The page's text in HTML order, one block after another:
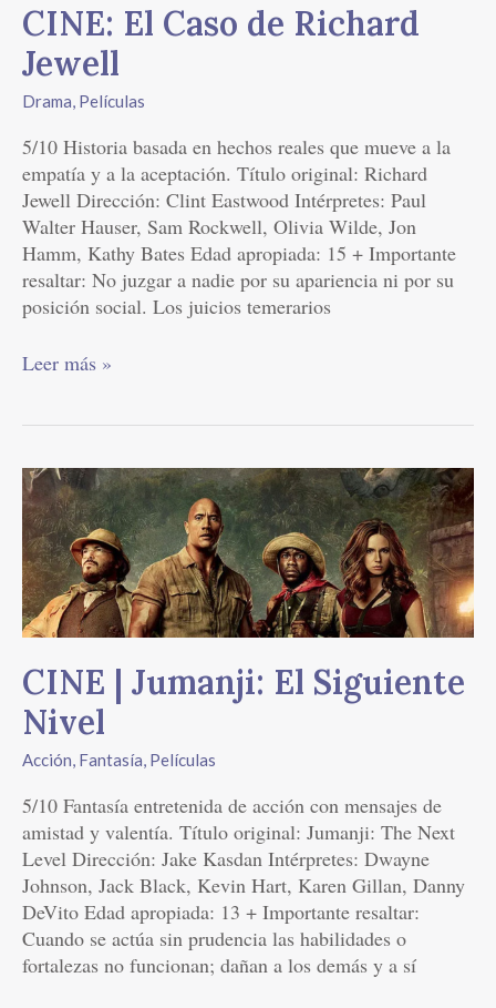
CINE: El Caso de Richard
Jewell
Drama, Películas
5/10 Historia basada en hechos reales que mueve a la
empatía y a la aceptación. Título original: Richard
Jewell Dirección: Clint Eastwood Intérpretes: Paul
Walter Hauser, Sam Rockwell, Olivia Wilde, Jon
Hamm, Kathy Bates Edad apropiada: 15 + Importante
resaltar: No juzgar a nadie por su apariencia ni por su
posición social. Los juicios temerarios
Leer más »
CINE | Jumanji: El Siguiente
Nivel
Acción, Fantasía, Películas
5/10 Fantasía entretenida de acción con mensajes de
amistad y valentía. Título original: Jumanji: The Next
Level Dirección: Jake Kasdan Intérpretes: Dwayne
Johnson, Jack Black, Kevin Hart, Karen Gillan, Danny
DeVito Edad apropiada: 13 + Importante resaltar:
Cuando se actúa sin prudencia las habilidades o
fortalezas no funcionan; dañan a los demás y a sí
CINE
|
Jumanji:
El
Siguiente
Nivel